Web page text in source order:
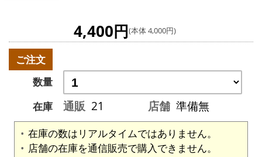
4,400円(本体 4,000円)
ご注文
数量
在庫
通販 21 店舗 準備無
在庫の数はリアルタイムではありません。
店舗の在庫を通信販売で購入できません。